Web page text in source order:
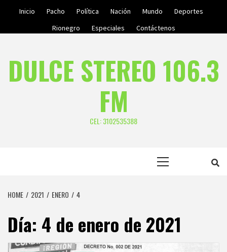
Inicio Pacho Política Nación Mundo
Deportes
Rionegro
Especiales Contáctenos
DULCE STEREO 106.3
FM
CEL: 3102535388
HOME 2021 ENERO 4
Día: 4 de enero de 2021